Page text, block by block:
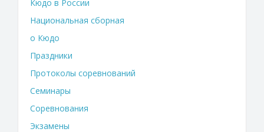
Кюдо в России
Национальная сборная
о Кюдо
Праздники
Протоколы соревнований
Семинары
Соревнования
Экзамены